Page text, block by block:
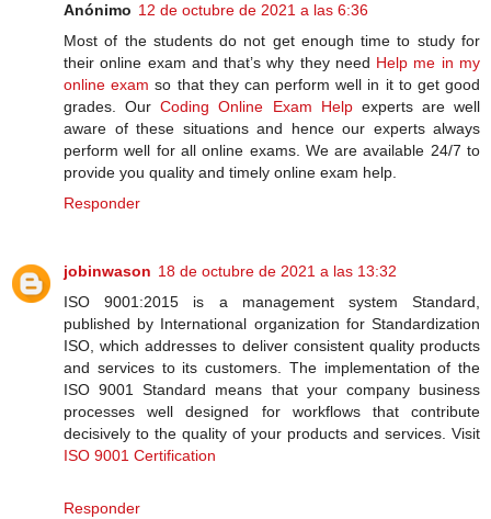
Anónimo 12 de octubre de 2021 a las 6:36
Most of the students do not get enough time to study for
their online exam and that’s why they need Help me in my
online exam so that they can perform well in it to get good
grades. OurCoding Online Exam Helpexperts are well
aware of these situations and hence our experts always
perform well for all online exams. We are available 24/7 to
provide you quality and timely online exam help.
Responder
jobinwason 18 de octubre de 2021 a las 13:32
ISO 9001:2015 is a management system Standard,
published by International organization for Standardization
ISO, which addresses to deliver consistent quality products
and services to its customers. The implementation of the
ISO 9001 Standard means that your company business
processes well designed for workflows that contribute
decisively to the quality of your products and services. Visit
ISO 9001 Certification
Responder